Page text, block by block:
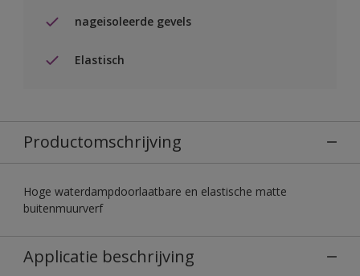
nageisoleerde gevels
Elastisch
Productomschrijving
Hoge waterdampdoorlaatbare en elastische matte
buitenmuurverf
Applicatie beschrijving